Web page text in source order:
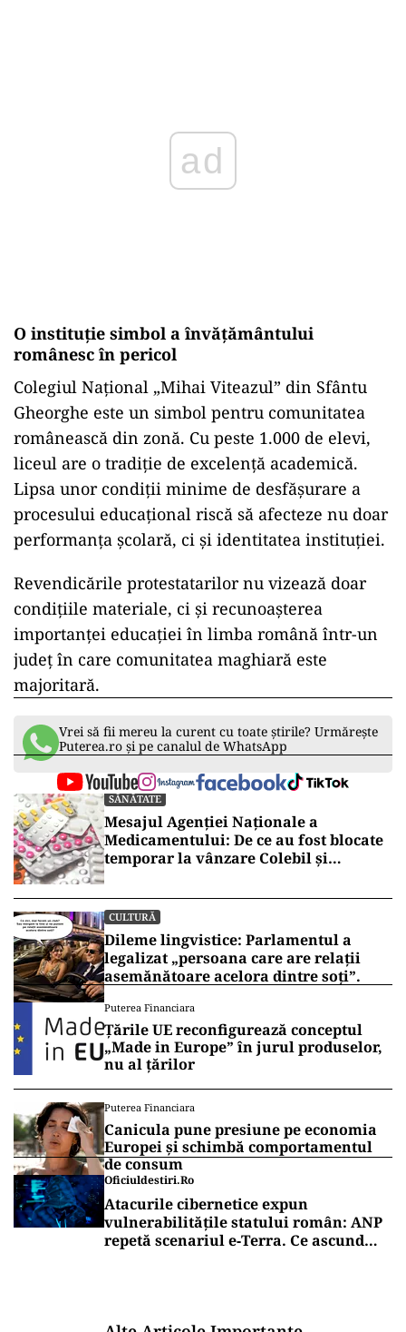
ad
O instituție simbol a învățământului
românesc în pericol
Colegiul Național „Mihai Viteazul” din Sfântu
Gheorghe este un simbol pentru comunitatea
românească din zonă. Cu peste 1.000 de elevi,
liceul are o tradiție de excelență academică.
Lipsa unor condiții minime de desfășurare a
procesului educațional riscă să afecteze nu doar
performanța școlară, ci și identitatea instituției.
Revendicările protestatarilor nu vizează doar
condițiile materiale, ci și recunoașterea
importanței educației în limba română într-un
județ în care comunitatea maghiară este
majoritară.
Vrei să fii mereu la curent cu toate știrile? Urmărește
Puterea.ro și pe canalul de WhatsApp
SĂNĂTATE
Mesajul Agenției Naționale a
Medicamentului: De ce au fost blocate
temporar la vânzare Colebil și
CULTURĂ
Dileme lingvistice: Parlamentul a
legalizat „persoana care are relații
asemănătoare acelora dintre soți”.
Puterea Financiara
Țările UE reconfigurează conceptul
„Made in Europe” în jurul produselor,
nu al țărilor
Puterea Financiara
Canicula pune presiune pe economia
Europei și schimbă comportamentul
de consum
Oficiuldestiri.ro
Atacurile cibernetice expun
vulnerabilitățile statului român: ANP
repetă scenariul e‑Terra. Ce ascund